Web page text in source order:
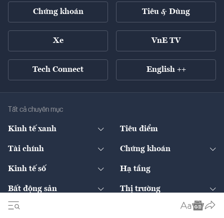
Chứng khoán Tiêu & Dùng
Xe VnE TV
Tech Connect English ++
Tất cả chuyên mục
Kinh tế xanh
Diễn đàn
Tiêu điểm
Tài chính
Ngân hàng
Chứng khoán
Doanh nghiệp niêm yết
Kinh tế số
Sản phẩm - Thị trường
Tài sản số
Hạ tầng
Bất động sản
Chính sách
Thị trường
Thế giới